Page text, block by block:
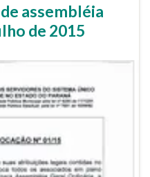
assembléia
de 2015